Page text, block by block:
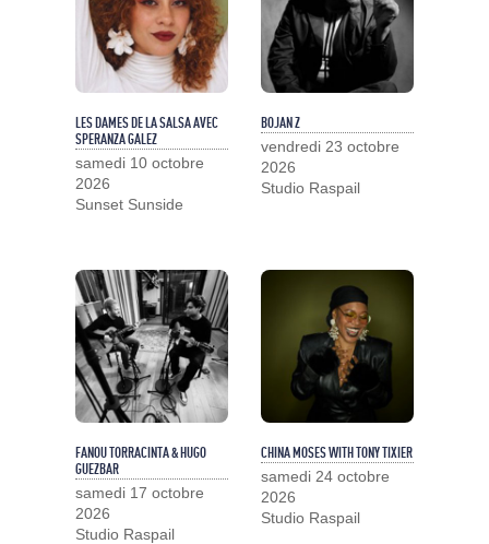
LES DAMES DE LA SALSA AVEC
SPERANZA GALEZ
samedi 10 octobre
2026
Sunset Sunside
BOJAN Z
vendredi 23 octobre
2026
Studio Raspail
FANOU TORRACINTA & HUGO
GUEZBAR
samedi 17 octobre
2026
Studio Raspail
CHINA MOSES WITH TONY TIXIER
samedi 24 octobre
2026
Studio Raspail